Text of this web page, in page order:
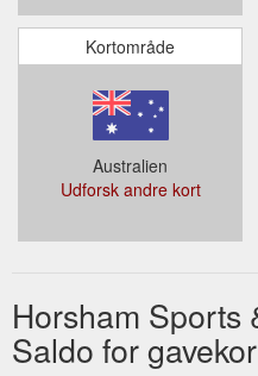
Kortområde
Australien
Udforsk andre kort
Horsham Sports
Saldo for